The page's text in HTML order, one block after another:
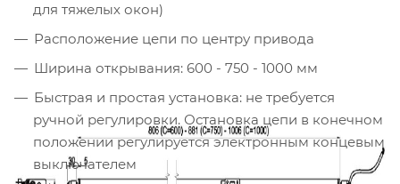
для тяжелых окон)
Расположение цепи по центру привода
Ширина открывания: 600 - 750 - 1000 мм
Быстрая и простая установка: не требуется
ручной регулировки. Остановка цепи в конечном
положении регулируется электронным концевым
выключателем